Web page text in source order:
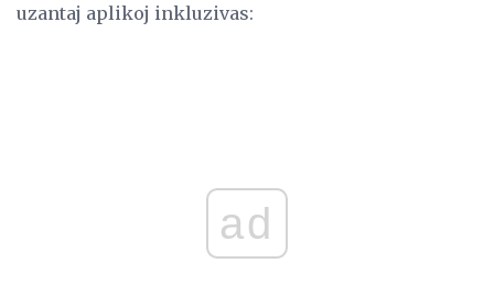
uzantaj aplikoj inkluzivas:
ad